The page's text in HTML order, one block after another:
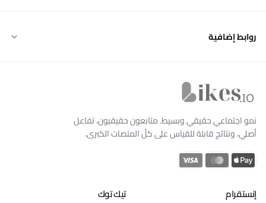
روابط إضافية
نمو اجتماعي حقيقي وبسيط. متابعون حقيقيون، تفاعل
أصلي، ونتائج قابلة للقياس على كلّ المنصات الكبرى.
إنستقرام تيك توك